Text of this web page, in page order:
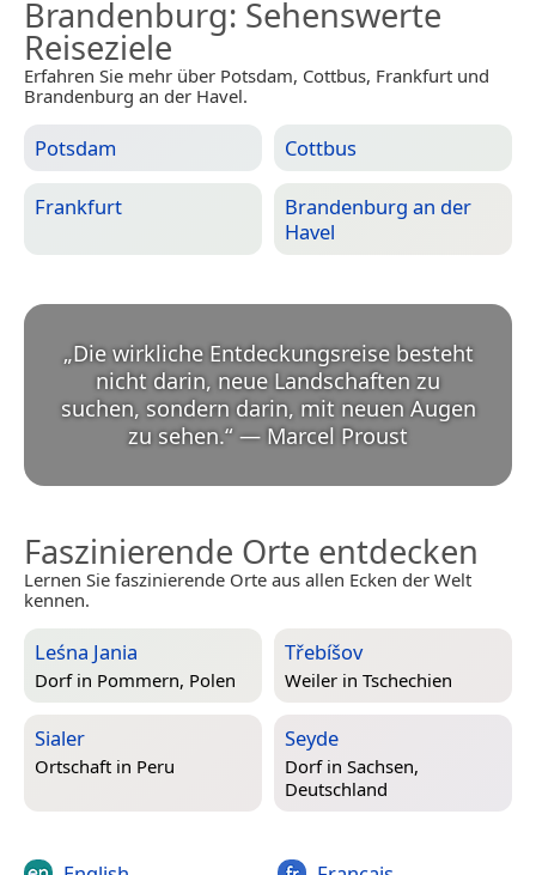
Brandenburg: Sehenswerte
Reiseziele
Erfahren Sie mehr über Potsdam, Cottbus, Frankfurt und
Brandenburg an der Havel.
Potsdam Cottbus
Frankfurt
Brandenburg an der
Havel
„Die wirkliche Entdeckungsreise besteht
nicht darin, neue Landschaften zu
suchen, sondern darin, mit neuen Augen
zu sehen.“ — Marcel Proust
Faszinierende Orte entdecken
Lernen Sie faszinierende Orte aus allen Ecken der Welt
kennen.
Leśna Jania
Dorf in Pommern, Polen
Třebíšov
Weiler in Tschechien
Sialer
Ortschaft in Peru
Seyde
Dorf in Sachsen,
Deutschland